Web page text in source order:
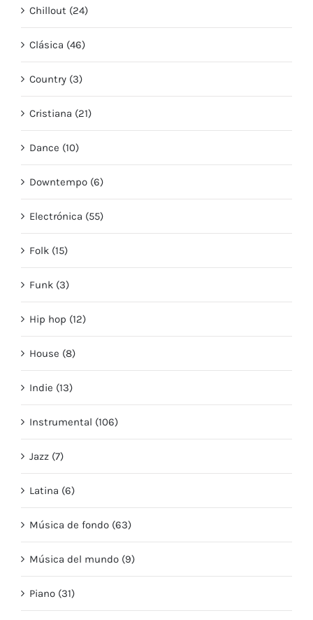
Chillout (24)
Clásica (46)
Country (3)
Cristiana (21)
Dance (10)
Downtempo (6)
Electrónica (55)
Folk (15)
Funk (3)
Hip hop (12)
House (8)
Indie (13)
Instrumental (106)
Jazz (7)
Latina (6)
Música de fondo (63)
Música del mundo (9)
Piano (31)